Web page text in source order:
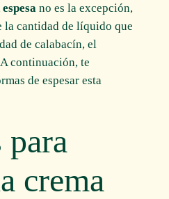
no es la excepción,
la cantidad de líquido que
de calabacín, el
continuación, te
de espesar esta
crema